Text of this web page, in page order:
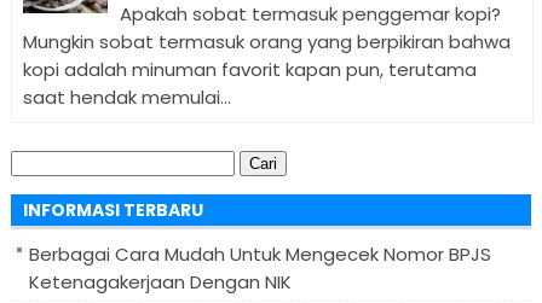
Apakah sobat termasuk penggemar kopi?
Mungkin sobat termasuk orang yang berpikiran bahwa
kopi adalah minuman favorit kapan pun, terutama
saat hendak memulai...
Cari
untuk:
INFORMASI TERBARU
Berbagai Cara Mudah Untuk Mengecek Nomor BPJS
Ketenagakerjaan Dengan NIK